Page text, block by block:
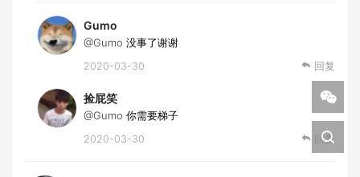
Gumo
@Gumo 没事了谢谢
2020-03-30 回复
捡屁笑
@Gumo 你需要梯子
2020-03-30 回复